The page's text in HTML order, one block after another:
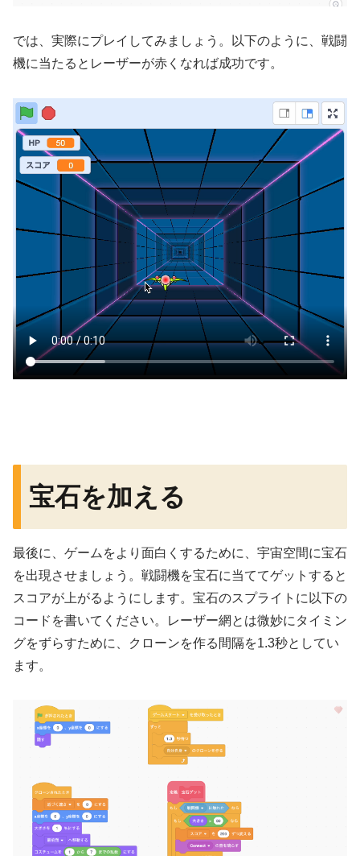
では、実際にプレイしてみましょう。以下のように、戦闘
機に当たるとレーザーが赤くなれば成功です。
宝石を加える
最後に、ゲームをより面白くするために、宇宙空間に宝石
を出現させましょう。戦闘機を宝石に当ててゲットすると
スコアが上がるようにします。宝石のスプライトに以下の
コードを書いてください。レーザー網とは微妙にタイミン
グをずらすために、クローンを作る間隔を1.3秒としてい
ます。